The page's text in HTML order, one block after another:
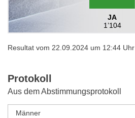
JA
1’104
Resultat vom 22.09.2024 um 12:44 Uhr
Protokoll
Aus dem Abstimmungsprotokoll
Männer